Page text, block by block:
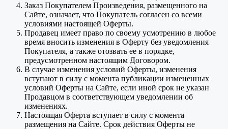
Заказ Покупателем Произведения, размещенного на
Сайте, означает, что Покупатель согласен со всеми
условиями настоящей Оферты.
Продавец имеет право по своему усмотрению в любое
время вносить изменения в Оферту без уведомления
Покупателя, а также отозвать ее в порядке,
предусмотренном настоящим Договором.
В случае изменения условий Оферты, изменения
вступают в силу с момента публикации измененных
условий Оферты на Сайте, если иной срок не указан
Продавцом в соответствующем уведомлении об
изменениях.
Настоящая Оферта вступает в силу с момента
размещения на Сайте. Срок действия Оферты не